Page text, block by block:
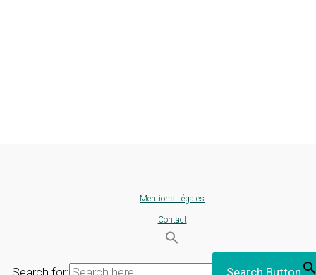
Mentions Légales
Contact
Search for: Search Button